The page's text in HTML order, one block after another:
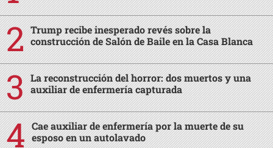
Trump recibe inesperado revés sobre la
construcción de Salón de Baile en la Casa Blanca
La reconstrucción del horror: dos muertos y una
auxiliar de enfermería capturada
Cae auxiliar de enfermería por la muerte de su
esposo en un autolavado